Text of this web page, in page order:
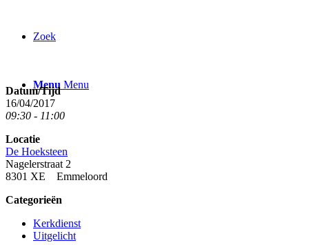
Zoek
Menu Menu
Datum/Tijd
16/04/2017
09:30 - 11:00
Locatie
De Hoeksteen
Nagelerstraat 2
8301 XE Emmeloord
Categorieën
Kerkdienst
Uitgelicht